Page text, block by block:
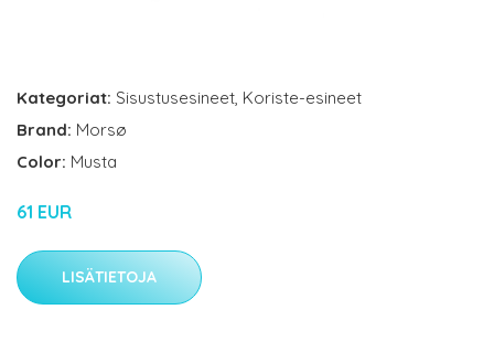
Kategoriat: Sisustusesineet, Koriste-esineet
Brand: Morsø
Color: Musta
61 EUR
LISÄTIETOJA